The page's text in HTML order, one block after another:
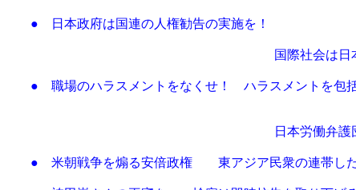
● 日本政府は国連の人権勧告の実施を！
国際社会は日本の秘密保護法と表
● 職場のハラスメントをなくせ！ ハラスメントを包
日本労働弁護団の「職場のいじめ・
● 米朝戦争を煽る安倍政権 東アジア民衆の連帯し